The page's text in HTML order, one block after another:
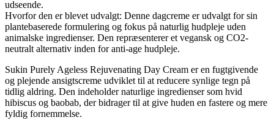
udseende.
Hvorfor den er blevet udvalgt: Denne dagcreme er udvalgt for sin
plantebaserede formulering og fokus på naturlig hudpleje uden
animalske ingredienser. Den repræsenterer et vegansk og CO2-
neutralt alternativ inden for anti-age hudpleje.
Sukin Purely Ageless Rejuvenating Day Cream er en fugtgivende
og plejende ansigtscreme udviklet til at reducere synlige tegn på
tidlig aldring. Den indeholder naturlige ingredienser som hvid
hibiscus og baobab, der bidrager til at give huden en fastere og mere
fyldig fornemmelse.